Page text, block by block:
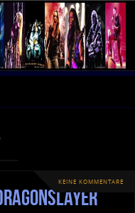
KEINE KOMMENTARE